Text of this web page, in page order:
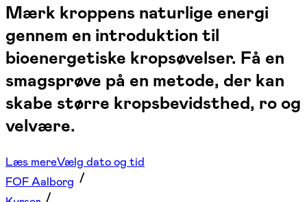
Mærk kroppens naturlige energi
gennem en introduktion til
bioenergetiske kropsøvelser. Få en
smagsprøve på en metode, der kan
skabe større kropsbevidsthed, ro og
velvære.
Læs mereVælg dato og tid
FOF Aalborg